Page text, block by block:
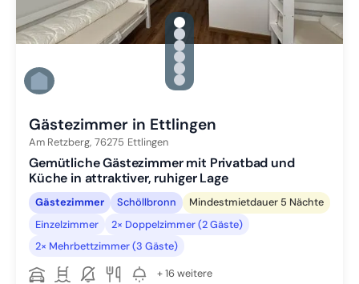
gallery.slide_selector
Zu Slide 1 wechseln
Zu Slide 2 wechseln
Zu Slide 3 wechseln
Zu Slide 4 wechseln
Zu Slide 5 wechseln
Zu Slide 6 wechseln
Gästezimmer in Ettlingen
Am Retzberg, 76275 Ettlingen
Gemütliche Gästezimmer mit Privatbad und
Küche in attraktiver, ruhiger Lage
Gästezimmer Schöllbronn
Mindestmietdauer 5 Nächte
Einzelzimmer
2× Doppelzimmer (2 Gäste)
2× Mehrbettzimmer (3 Gäste)
+ 16 weitere